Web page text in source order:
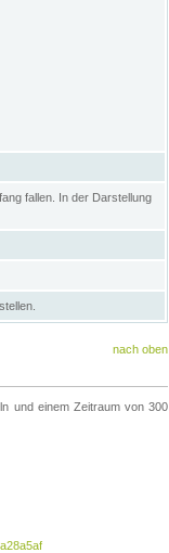
fallen. In der Darstellung
nach oben
und einem Zeitraum von 300